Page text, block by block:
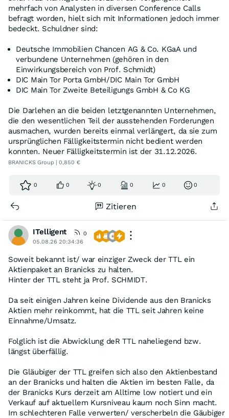
mehrfach von Analysten in diversen Conference Calls
befragt worden, hielt sich mit Informationen jedoch immer
bedeckt. Schuldner sind:
Deutsche Immobilien Chancen AG & Co. KGaA und
verbundene Unternehmen (gehören in den
Einwirkungsbereich von Prof. Schmidt)
DIC Main Tor Porta GmbH/DIC Main Tor GmbH
DIC Main Tor Zweite Beteiligungs GmbH & Co KG
Die Darlehen an die beiden letztgenannten Unternehmen,
die den wesentlichen Teil der ausstehenden Forderungen
ausmachen, wurden bereits einmal verlängert, da sie zum
ursprünglichen Fälligkeitstermin nicht bedient werden
konnten. Neuer Fälligkeitstermin ist der 31.12.2026.
BRANICKS Group | 0,850 €
0 0 0 0 0 0
Zitieren
ITelligent
0
05.08.26 20:34:36
Soweit bekannt ist/ war einziger Zweck der TTL ein
Aktienpaket an Branicks zu halten.
Hinter der TTL steht ja Prof. SCHMIDT.
Da seit einigen Jahren keine Dividende aus den Branicks
Aktien mehr reinkommt, hat die TTL seit Jahren keine
Einnahme/Umsatz.
Folglich ist die Abwicklung deR TTL naheliegend bzw.
längst überfällig.
Die Gläubiger der TTL greifen sich also den Aktienbestand
an der Branicks und halten die Aktien im besten Falle, da
der Branicks Kurs derzeit am Alltime low notiert und ein
Verkauf auf aktuellem Kursniveau kaum noch Sinn macht.
Im schlechteren Falle verwerten/ verscherbeln die Gäubiger